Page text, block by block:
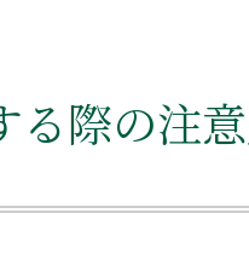
る際の注